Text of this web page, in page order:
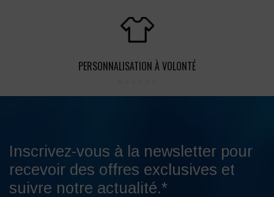
PERSONNALISATION À VOLONTÉ
Inscrivez-vous à la newsletter pour
recevoir des offres exclusives et
suivre notre actualité.*